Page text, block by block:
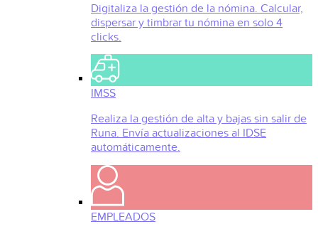
Digitaliza la gestión de la nómina. Calcular,
dispersar y timbrar tu nómina en solo 4
clicks.
IMSS
Realiza la gestión de alta y bajas sin salir de
Runa. Envía actualizaciones al IDSE
automáticamente.
EMPLEADOS